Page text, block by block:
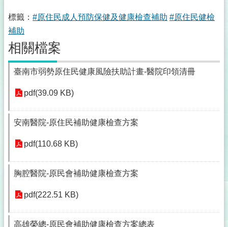
標籤： #原住民成人預防保健及健康檢查補助 #原住民健檢
補助
相關檔案
臺南市弱勢原住民健康風險扶助計畫-醫院印領清冊
pdf(39.09 KB)
安南醫院-原住民補助健康檢查方案
pdf(110.68 KB)
胸腔醫院-原民會補助健康檢查方案
pdf(222.51 KB)
高雄榮總-原民會補助健康檢查方案總表